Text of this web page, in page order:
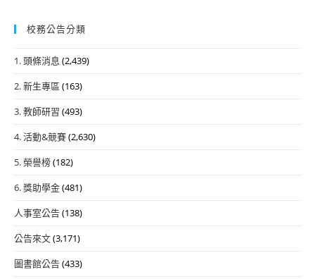
校務公告分類
1. 頭條消息 (2,439)
2. 新生專區 (163)
3. 教師研習 (493)
4. 活動&競賽(2,630)
5. 榮譽榜(182)
6. 獎助學金(481)
人事室公告(138)
公告來文(3,171)
圖書館公告(433)